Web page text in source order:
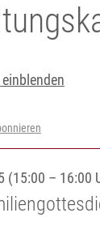
(15:00 – 16:00